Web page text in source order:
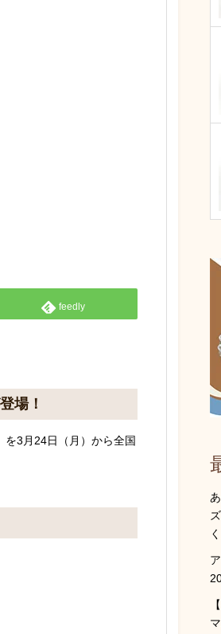
feedly
場！
を3月24日（月）から全国